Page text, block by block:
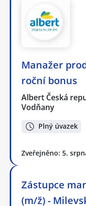
Manažer
roční bonus
Albert Česká
Vodňany
Plný úvazek
Zveřejněno: 5.
Zástupce
(m/ž) -